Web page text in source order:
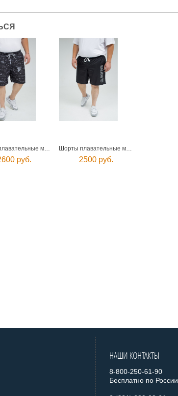
Шорты плавательные мужские
руб.
Шорты плавательные мужские
2500 руб.
НАШИ КОНТАКТЫ
8-800-250-61-90
Бесплатно по России